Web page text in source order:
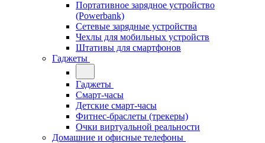
Портативное зарядное устройство
(Powerbank)
Сетевые зарядные устройства
Чехлы для мобильных устройств
Штативы для смартфонов
Гаджеты
Гаджеты
Смарт-часы
Детские смарт-часы
Фитнес-браслеты (трекеры)
Очки виртуальной реальности
Домашние и офисные телефоны